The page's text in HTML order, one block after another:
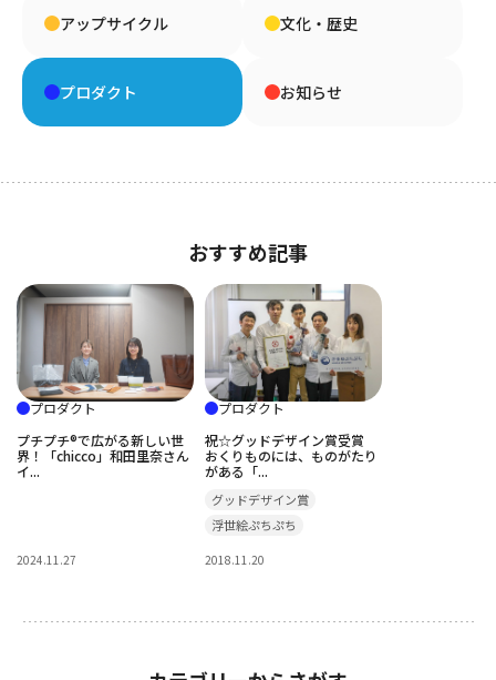
アップサイクル 文化・歴史
プロダクト お知らせ
おすすめ記事
プロダクト
プチプチ®で広がる新しい世
界！「chicco」和田里奈さん
イ...
2024.11.27
プロダクト
祝☆グッドデザイン賞受賞
おくりものには、ものがたり
がある「...
グッドデザイン賞
浮世絵ぷちぷち
2018.11.20